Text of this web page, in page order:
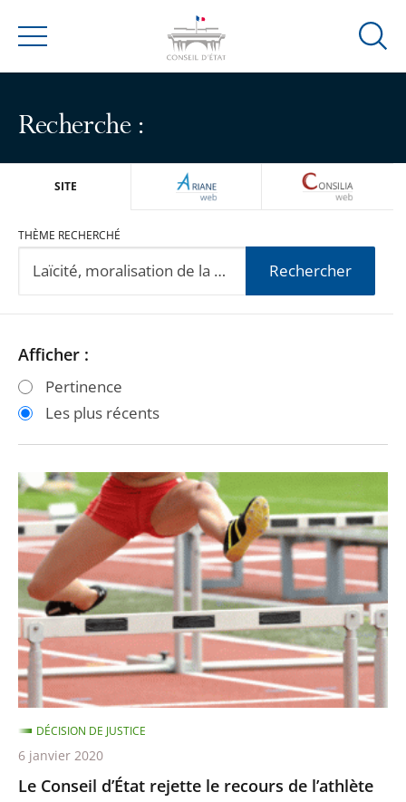
Menu
Ouvrir
Recherche :
SITE ARIANEWEB
THÈME RECHERCHÉ
Rechercher
Passer
les
filtres
après
Passer
les
filtres
avant
Afficher :
Pertinence
Les plus récents
Le
Conseil
d’État
rejette
le
recours
de
l’athlète
Ophélie
Claude-
Boxberger
contre
sa
Le Conseil d’État rejette le recours de l’athlète
DÉCISION DE JUSTICE
6 janvier 2020